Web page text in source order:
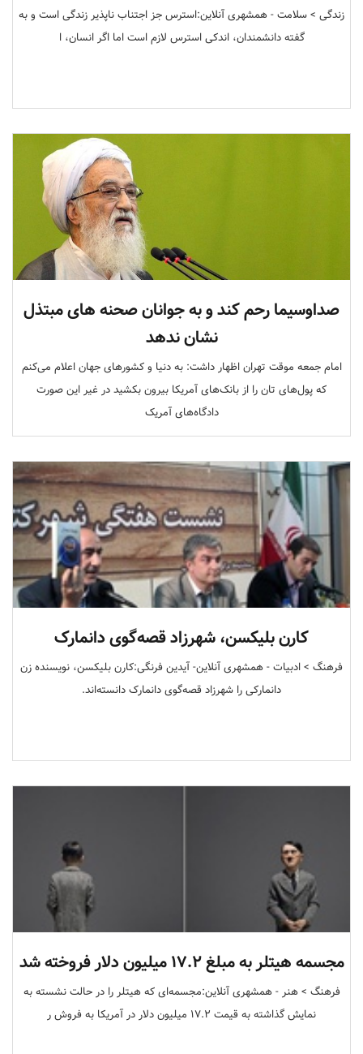
زندگی > سلامت - همشهری آنلاین:استرس جز اجتناب ناپذیر زندگی است و به
گفته دانشمندان، اندکی استرس لازم است اما اگر انسان، ا
صداوسیما رحم کند و به جوانان صحنه های مبتذل
نشان ندهد
امام جمعه موقت تهران اظهار داشت: به دنیا و کشورهای جهان اعلام می‌کنم
که پول‌های تان را از بانک‌های آمریکا بیرون بکشید در غیر این صورت
دادگاه‌های آمریک
کارن بلیکسن، شهرزاد قصه‌گوی دانمارک
فرهنگ > ادبیات - همشهری آنلاین- آیدین فرنگی:کارن بلیکسن، نویسنده زن
دانمارکی را شهرزاد قصه‌گوی دانمارک دانسته‌اند.
مجسمه هیتلر به مبلغ ۱۷.۲ میلیون دلار فروخته شد
فرهنگ > هنر - همشهری آنلاین:مجسمه‌ای که هیتلر را در حالت نشسته به
نمایش گذاشته به قیمت ۱۷.۲ میلیون دلار در آمریکا به فروش ر